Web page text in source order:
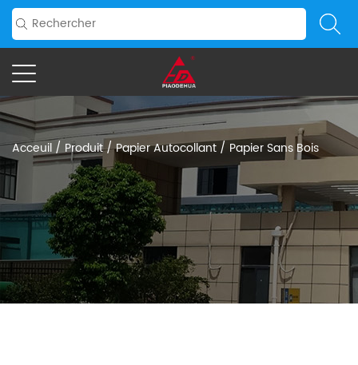
Acceuil /Produit/Papier Autocollant / Papier Sans Bois